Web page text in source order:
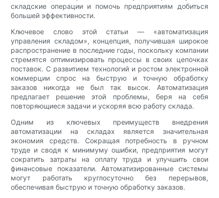
складские операции и помочь предприятиям добиться
большей эффективности.
Ключевое слово этой статьи — «автоматизация
управления складом», концепция, получившая широкое
распространение в последние годы, поскольку компании
стремятся оптимизировать процессы в своих цепочках
поставок. С развитием технологий и ростом электронной
коммерции спрос на быструю и точную обработку
заказов никогда не был так высок. Автоматизация
предлагает решение этой проблемы, беря на себя
повторяющиеся задачи и ускоряя всю работу склада.
Одним из ключевых преимуществ внедрения
автоматизации на складах является значительная
экономия средств. Сокращая потребность в ручном
труде и сводя к минимуму ошибки, предприятия могут
сократить затраты на оплату труда и улучшить свои
финансовые показатели. Автоматизированные системы
могут работать круглосуточно без перерывов,
обеспечивая быструю и точную обработку заказов.